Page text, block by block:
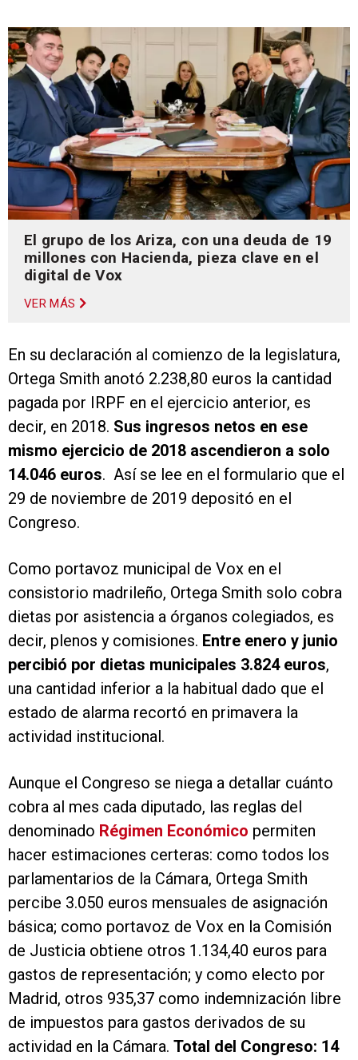
El grupo de los Ariza, con una deuda de 19
millones con Hacienda, pieza clave en el
digital de Vox
VER MÁS
En su declaración al comienzo de la legislatura,
Ortega Smith anotó 2.238,80 euros la cantidad
pagada por IRPF en el ejercicio anterior, es
decir, en 2018. Sus ingresos netos en ese
mismo ejercicio de 2018 ascendieron a solo
14.046 euros. Así se lee en el formulario que el
29 de noviembre de 2019 depositó en el
Congreso.
Como portavoz municipal de Vox en el
consistorio madrileño, Ortega Smith solo cobra
dietas por asistencia a órganos colegiados, es
decir, plenos y comisiones. Entre enero y junio
percibió por dietas municipales 3.824 euros,
una cantidad inferior a la habitual dado que el
estado de alarma recortó en primavera la
actividad institucional.
Aunque el Congreso se niega a detallar cuánto
cobra al mes cada diputado, las reglas del
denominado Régimen Económico permiten
hacer estimaciones certeras: como todos los
parlamentarios de la Cámara, Ortega Smith
percibe 3.050 euros mensuales de asignación
básica; como portavoz de Vox en la Comisión
de Justicia obtiene otros 1.134,40 euros para
gastos de representación; y como electo por
Madrid, otros 935,37 como indemnización libre
de impuestos para gastos derivados de su
actividad en la Cámara. Total del Congreso: 14